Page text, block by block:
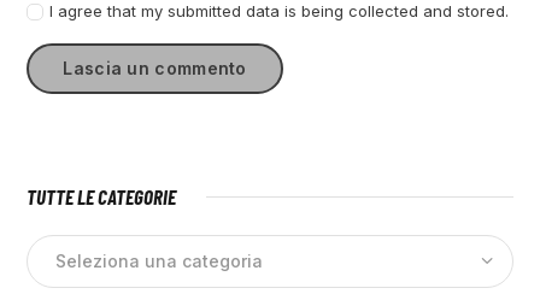
I agree that my submitted data is being collected and stored.
TUTTE LE CATEGORIE